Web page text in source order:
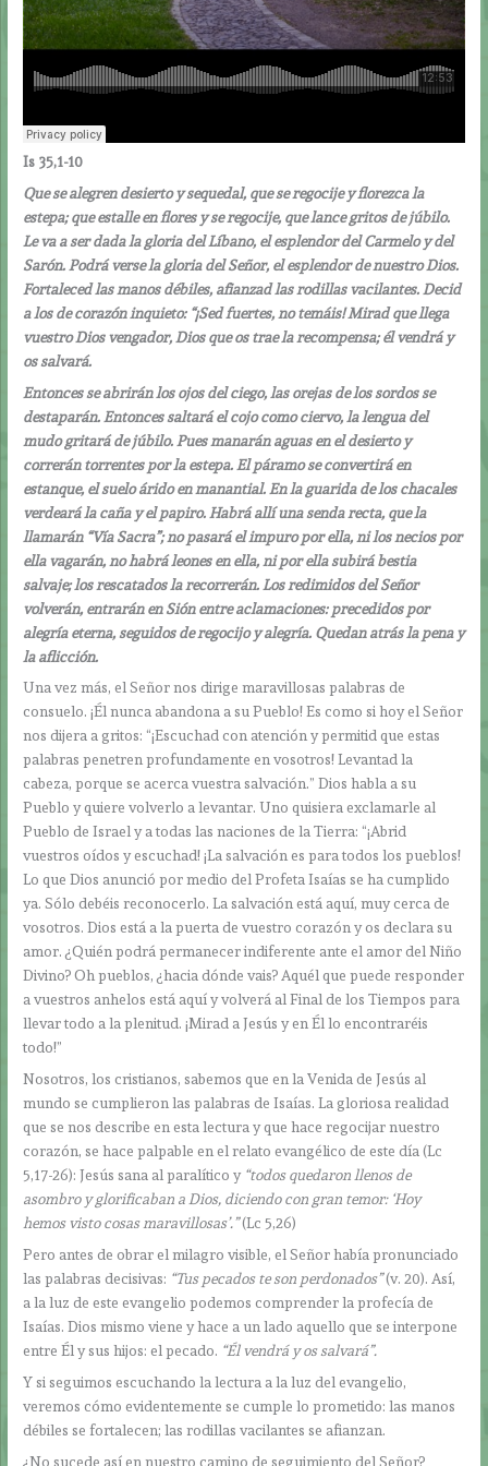
Is 35,1-10
Que se alegren desierto y sequedal, que se regocije y florezca la
estepa; que estalle en flores y se regocije, que lance gritos de júbilo.
Le va a ser dada la gloria del Líbano, el esplendor del Carmelo y del
Sarón. Podrá verse la gloria del Señor, el esplendor de nuestro Dios.
Fortaleced las manos débiles, afianzad las rodillas vacilantes. Decid
a los de corazón inquieto: “¡Sed fuertes, no temáis! Mirad que llega
vuestro Dios vengador, Dios que os trae la recompensa; él vendrá y
os salvará.
Entonces se abrirán los ojos del ciego, las orejas de los sordos se
destaparán. Entonces saltará el cojo como ciervo, la lengua del
mudo gritará de júbilo. Pues manarán aguas en el desierto y
correrán torrentes por la estepa. El páramo se convertirá en
estanque, el suelo árido en manantial. En la guarida de los chacales
verdeará la caña y el papiro. Habrá allí una senda recta, que la
llamarán “Vía Sacra”; no pasará el impuro por ella, ni los necios por
ella vagarán, no habrá leones en ella, ni por ella subirá bestia
salvaje; los rescatados la recorrerán. Los redimidos del Señor
volverán, entrarán en Sión entre aclamaciones: precedidos por
alegría eterna, seguidos de regocijo y alegría. Quedan atrás la pena y
la aflicción.
Una vez más, el Señor nos dirige maravillosas palabras de
consuelo. ¡Él nunca abandona a su Pueblo! Es como si hoy el Señor
nos dijera a gritos: “¡Escuchad con atención y permitid que estas
palabras penetren profundamente en vosotros! Levantad la
cabeza, porque se acerca vuestra salvación.” Dios habla a su
Pueblo y quiere volverlo a levantar. Uno quisiera exclamarle al
Pueblo de Israel y a todas las naciones de la Tierra: “¡Abrid
vuestros oídos y escuchad! ¡La salvación es para todos los pueblos!
Lo que Dios anunció por medio del Profeta Isaías se ha cumplido
ya. Sólo debéis reconocerlo. La salvación está aquí, muy cerca de
vosotros. Dios está a la puerta de vuestro corazón y os declara su
amor. ¿Quién podrá permanecer indiferente ante el amor del Niño
Divino? Oh pueblos, ¿hacia dónde vais? Aquél que puede responder
a vuestros anhelos está aquí y volverá al Final de los Tiempos para
llevar todo a la plenitud. ¡Mirad a Jesús y en Él lo encontraréis
todo!”
Nosotros, los cristianos, sabemos que en la Venida de Jesús al
mundo se cumplieron las palabras de Isaías. La gloriosa realidad
que se nos describe en esta lectura y que hace regocijar nuestro
corazón, se hace palpable en el relato evangélico de este día (Lc
5,17-26): Jesús sana al paralítico y “todos quedaron llenos de
asombro y glorificaban a Dios, diciendo con gran temor: ‘Hoy
hemos visto cosas maravillosas’.”(Lc 5,26)
Pero antes de obrar el milagro visible, el Señor había pronunciado
las palabras decisivas: “Tus pecados te son perdonados”(v. 20). Así,
a la luz de este evangelio podemos comprender la profecía de
Isaías. Dios mismo viene y hace a un lado aquello que se interpone
entre Él y sus hijos: el pecado. “Él vendrá y os salvará”.
Y si seguimos escuchando la lectura a la luz del evangelio,
veremos cómo evidentemente se cumple lo prometido: las manos
débiles se fortalecen; las rodillas vacilantes se afianzan.
¿No sucede así en nuestro camino de seguimiento del Señor?